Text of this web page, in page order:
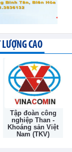
CAO
Công ty Cổ phần
Khuôn Chính xác
Minh Đạt